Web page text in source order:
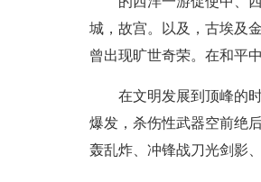
城，故宫。以及，古埃及
曾出现旷世奇荣。在和平
在文明发展到顶峰的
爆发，杀伤性武器空前绝
轰乱炸、冲锋战刀光剑影